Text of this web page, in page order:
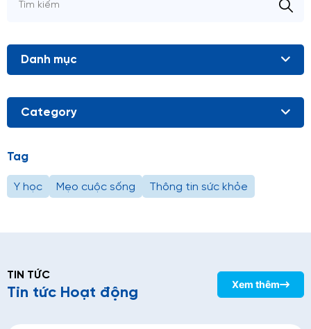
Danh mục
Category
Tag
Y học Mẹo cuộc sống Thông tin sức khỏe
TIN TỨC
Tin tức Hoạt động
Xem thêm